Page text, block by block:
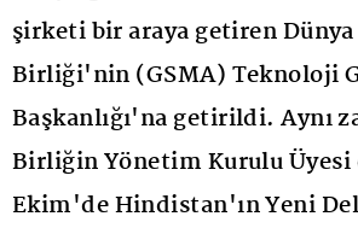
şirketi bir araya getiren Dünya
Birliği'nin (GSMA) Teknoloji
Başkanlığı'na getirildi. Aynı
Birliğin Yönetim Kurulu Üyesi
Ekim'de Hindistan'ın Yeni